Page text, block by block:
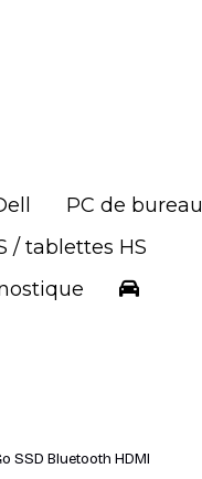
PC de bureau
/ tablettes HS
SSD Bluetooth HDMI